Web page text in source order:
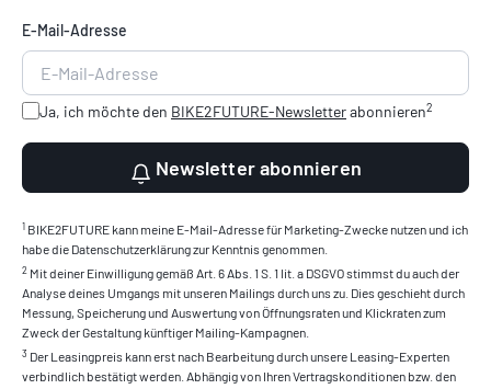
E-Mail-Adresse
Ja, ich möchte den BIKE2FUTURE-Newsletterabonnieren2
Newsletter abonnieren
1 BIKE2FUTURE kann meine E-Mail-Adresse für Marketing-Zwecke nutzen und ich
habe die Datenschutzerklärung zur Kenntnis genommen.
2 Mit deiner Einwilligung gemäß Art. 6 Abs. 1 S. 1 lit. a DSGVO stimmst du auch der
Analyse deines Umgangs mit unseren Mailings durch uns zu. Dies geschieht durch
Messung, Speicherung und Auswertung von Öffnungsraten und Klickraten zum
Zweck der Gestaltung künftiger Mailing-Kampagnen.
3 Der Leasingpreis kann erst nach Bearbeitung durch unsere Leasing-Experten
verbindlich bestätigt werden. Abhängig von Ihren Vertragskonditionen bzw. den